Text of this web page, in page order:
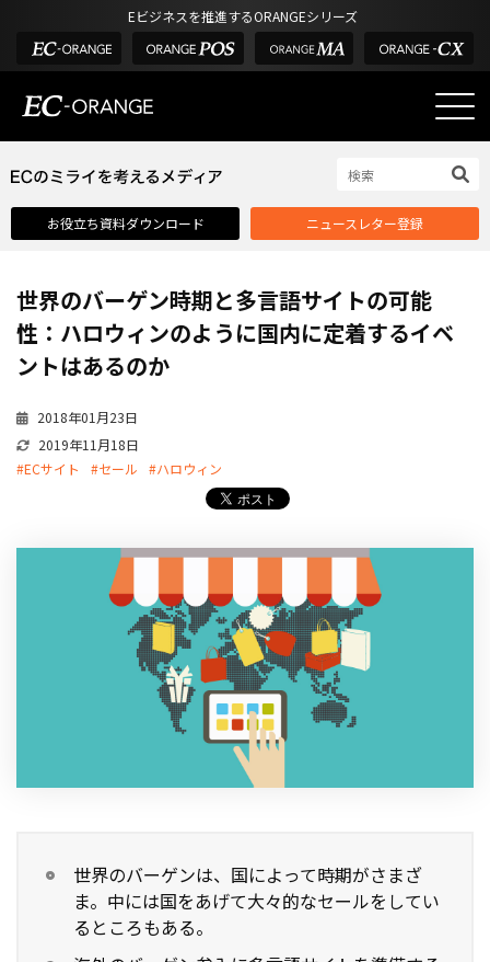
Eビジネスを推進するORANGEシリーズ
選ばれる理由
課題解決例
機能一覧
インフラ環境・サポート
費用
特長
ショッピングモール型 EC
マルチテナント、マルチブランドなど
ECと通販の連動を可能に
継続的に結果を出し続けるECサイトへ
内製化支援
補助金活用支援
お役立ち資料ダウンロード ニュースレター登録
世界のバーゲン時期と多言語サイトの可能
性：ハロウィンのように国内に定着するイベ
ントはあるのか
2018年01月23日
2019年11月18日
#ECサイト
#セール #ハロウィン
世界のバーゲンは、国によって時期がさまざ
ま。中には国をあげて大々的なセールをしてい
るところもある。